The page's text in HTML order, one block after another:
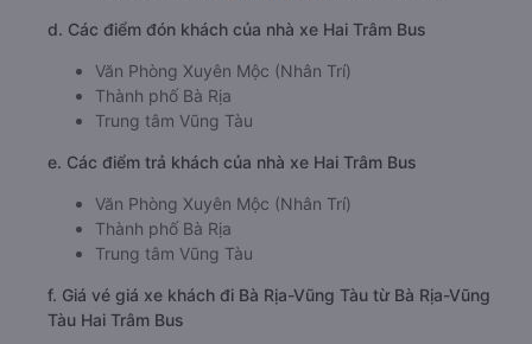
d. Các điểm đón khách của nhà xe Hai Trâm Bus
Văn Phòng Xuyên Mộc (Nhân Trí)
Thành phố Bà Rịa
Trung tâm Vũng Tàu
e. Các điểm trả khách của nhà xe Hai Trâm Bus
Văn Phòng Xuyên Mộc (Nhân Trí)
Thành phố Bà Rịa
Trung tâm Vũng Tàu
f. Giá vé giá xe khách đi Bà Rịa-Vũng Tàu từ Bà Rịa-Vũng
Tàu Hai Trâm Bus